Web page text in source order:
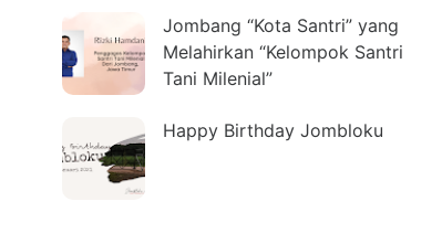
Jombang “Kota Santri” yang
Melahirkan “Kelompok Santri
Tani Milenial”
Happy Birthday Jombloku